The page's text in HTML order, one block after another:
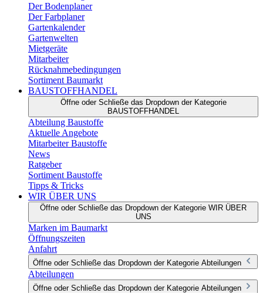
Der Bodenplaner
Der Farbplaner
Gartenkalender
Gartenwelten
Mietgeräte
Mitarbeiter
Rücknahmebedingungen
Sortiment Baumarkt
BAUSTOFFHANDEL
Öffne oder Schließe das Dropdown der Kategorie
BAUSTOFFHANDEL
Abteilung Baustoffe
Aktuelle Angebote
Mitarbeiter Baustoffe
News
Ratgeber
Sortiment Baustoffe
Tipps & Tricks
WIR ÜBER UNS
Öffne oder Schließe das Dropdown der Kategorie WIR ÜBER
UNS
Marken im Baumarkt
Öffnungszeiten
Anfahrt
Öffne oder Schließe das Dropdown der Kategorie Abteilungen
Abteilungen
Öffne oder Schließe das Dropdown der Kategorie Abteilungen